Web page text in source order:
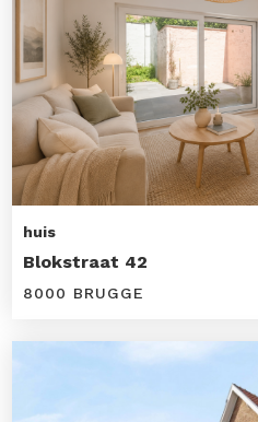
huis
Blokstraat 42
8000 BRUGGE